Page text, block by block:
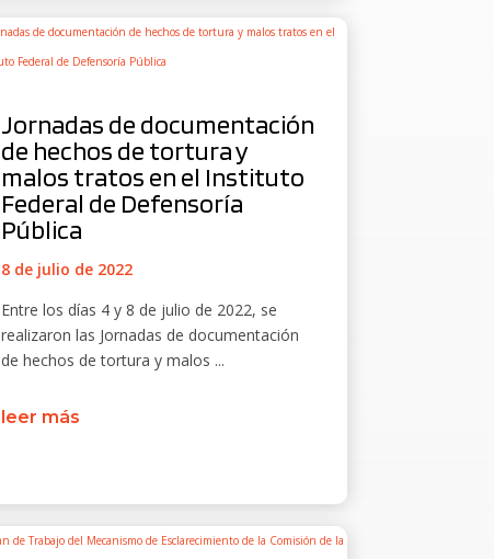
Jornadas de documentación
de hechos de tortura y
malos tratos en el Instituto
Federal de Defensoría
Pública
8 de julio de 2022
Entre los días 4 y 8 de julio de 2022, se
realizaron las Jornadas de documentación
de hechos de tortura y malos ...
leer más